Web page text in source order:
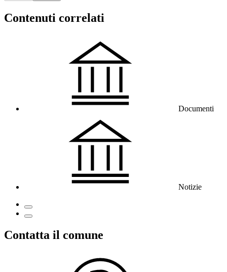
Contenuti correlati
Documenti
Notizie
Contatta il comune